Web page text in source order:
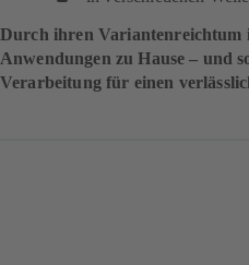
Durch ihren Variantenreichtum
Anwendungen zu Hause – und
Verarbeitung für einen